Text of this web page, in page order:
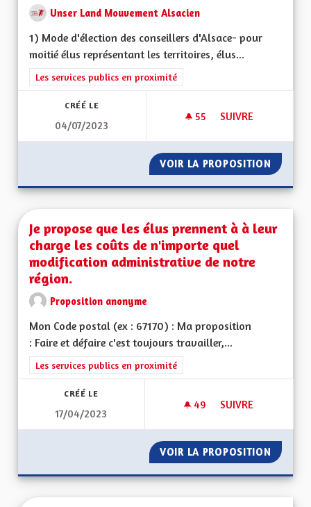
Unser Land Mouvement Alsacien
1) Mode d'élection des conseillers d'Alsace- pour
moitié élus représentant les territoires, élus...
Filtrer les résultats de la catégorie : Les services publics en
Les services publics en proximité
CRÉÉ LE
04/07/2023
55 55 ABONNÉS
SUIVRE
VOIR LA PROPOSITION
Je propose que les élus prennent à à leur
charge les coûts de n'importe quel
modification administrative de notre
région.
Proposition anonyme
Mon Code postal (ex : 67170) : Ma proposition
: Faire et défaire c'est toujours travailler,...
Filtrer les résultats de la catégorie : Les services publics en
Les services publics en proximité
CRÉÉ LE
17/04/2023
49 49 ABONNÉS
SUIVRE
VOIR LA PROPOSITION JE